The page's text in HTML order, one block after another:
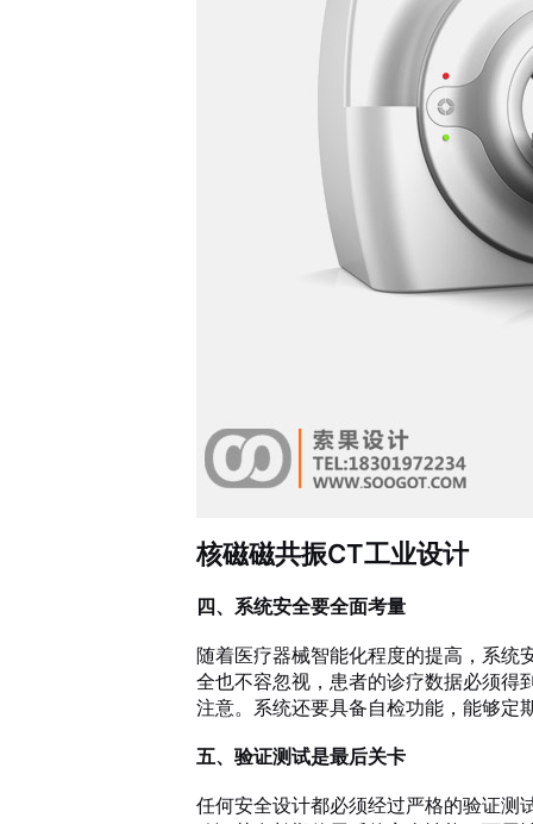
核磁磁共振CT工业设计
四、系统安全要全面考量
随着医疗器械智能化程度的提高，系统
全也不容忽视，患者的诊疗数据必须得
注意。系统还要具备自检功能，能够定
五、验证测试是最后关卡
任何安全设计都必须经过严格的验证测